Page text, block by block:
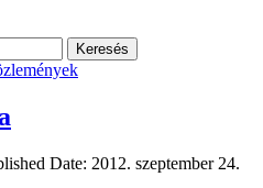
Date: 2012. szeptember 24.